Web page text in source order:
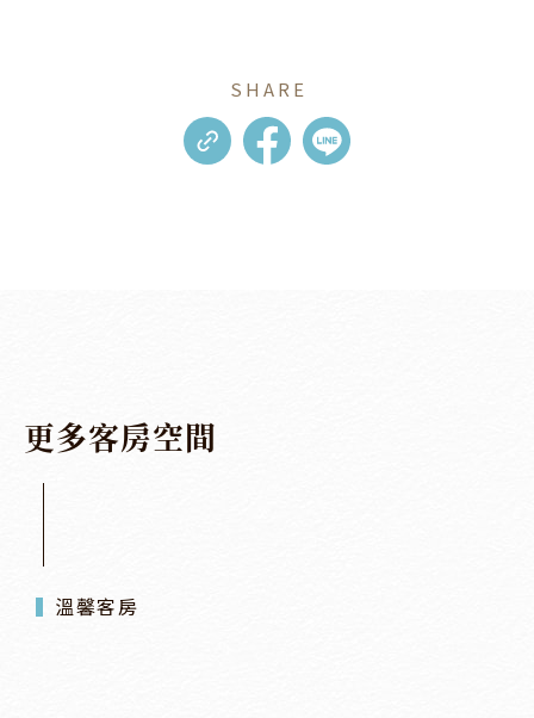
SHARE
更多客房空間
溫馨客房